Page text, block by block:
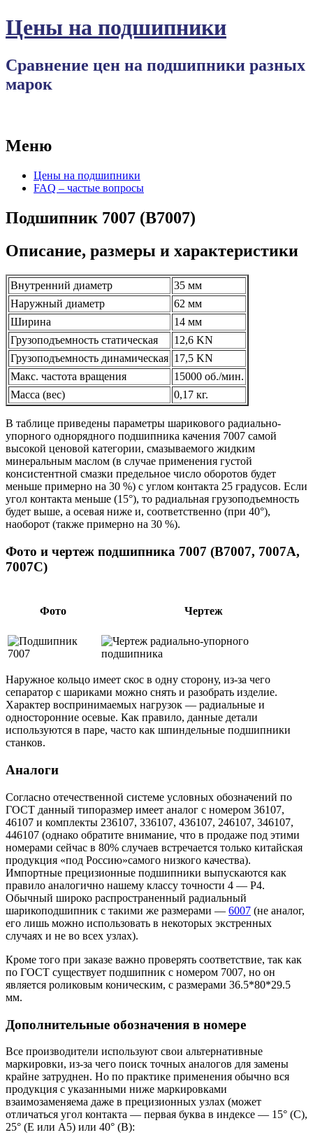
Цены на подшипники
Сравнение цен на подшипники разных
марок
Меню
ПерейтиЦены на подшипники
FAQ – частые вопросы
Подшипник 7007 (B7007)
Описание, размеры и характеристики
Внутренний диаметр
35 мм
Наружный диаметр
62 мм
Ширина
14 мм
Грузоподъемность статическая
12,6 KN
Грузоподъемность динамическая 17,5 KN
Макс. частота вращения
15000 об./мин.
Масса (вес)
0,17 кг.
В таблице приведены параметры шарикового радиально-
упорного однорядного подшипника качения 7007 самой
высокой ценовой категории, смазываемого жидким
минеральным маслом (в случае применения густой
консистентной смазки предельное число оборотов будет
меньше примерно на 30 %) с углом контакта 25 градусов. Если
угол контакта меньше (15°), то радиальная грузоподъемность
будет выше, а осевая ниже и, соответственно (при 40°),
наоборот (также примерно на 30 %).
Фото и чертеж подшипника 7007 (B7007, 7007A,
7007C)
Фото Чертеж
Наружное кольцо имеет скос в одну сторону, из-за чего
сепаратор с шариками можно снять и разобрать изделие.
Характер воспринимаемых нагрузок — радиальные и
односторонние осевые. Как правило, данные детали
используются в паре, часто как шпиндельные подшипники
станков.
Аналоги
Согласно отечественной системе условных обозначений по
ГОСТ данный типоразмер имеет аналог с номером 36107,
46107 и комплекты 236107, 336107, 436107, 246107, 346107,
446107 (однако обратите внимание, что в продаже под этими
номерами сейчас в 80% случаев встречается только китайская
продукция «под Россию»самого низкого качества).
Импортные прецизионные подшипники выпускаются как
правило аналогично нашему классу точности 4 — P4.
Обычный широко распространенный радиальный
шарикоподшипник с такими же размерами — 6007 (не аналог,
его лишь можно использовать в некоторых экстренных
случаях и не во всех узлах).
Кроме того при заказе важно проверять соответствие, так как
по ГОСТ существует подшипник с номером 7007, но он
является роликовым коническим, с размерами 36.5*80*29.5
мм.
Дополнительные обозначения в номере
Все производители используют свои альтернативные
маркировки, из-за чего поиск точных аналогов для замены
крайне затруднен. Но по практике применения обычно вся
продукция с указанными ниже маркировками
взаимозаменяема даже в прецизионных узлах (может
отличаться угол контакта — первая буква в индексе — 15° (С),
25° (Е или А5) или 40° (B):